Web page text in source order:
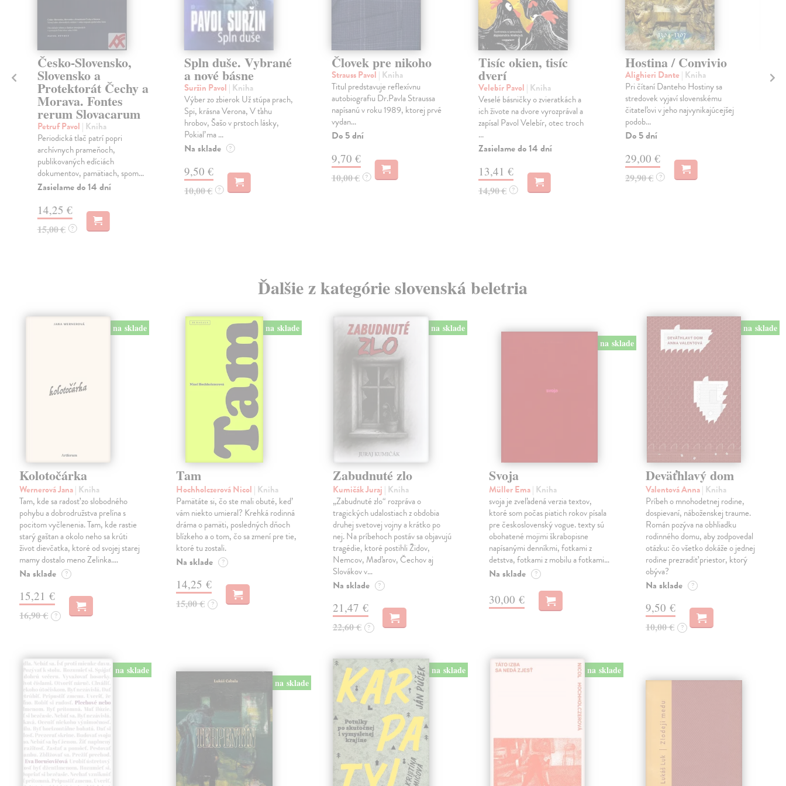
Česko-Slovensko,
Slovensko a
Protektorát Čechy a
Morava. Fontes
rerum Slovacarum
Petruf Pavol | Kniha
Periodická tlač patrí popri
archívnych prameňoch,
publikovaných edíciách
dokumentov, pamätiach, spom...
Zasielame do 14 dní
14,25 €
15,00 € ?
Spln duše. Vybrané
a nové básne
Suržin Pavol | Kniha
Výber zo zbierok Už stúpa prach,
Spi, krásna Verona, V ťahu
hrobov, Šašo v prstoch lásky,
Pokiaľ ma ...
Na sklade ?
9,50 €
10,00 € ?
Človek pre nikoho
Strauss Pavol | Kniha
Titul predstavuje reflexívnu
autobiografiu Dr.Pavla Straussa
napísanú v roku 1989, ktorej prvé
vydan...
Do 5 dní
9,70 €
10,00 € ?
Tisíc okien, tisíc
dverí
Velebír Pavol | Kniha
Veselé básničky o zvieratkách a
ich živote na dvore vyrozprával a
zapísal Pavol Velebír, otec troch
...
Zasielame do 14 dní
13,41 €
14,90 € ?
Hostina / Convivio
Alighieri Dante | Kniha
Pri čítaní Danteho Hostiny sa
stredovek vyjaví slovenskému
čitateľovi v jeho najvynikajúcejšej
podob...
Do 5 dní
29,00 €
29,90 € ?
Ďalšie z kategórie slovenská beletria
na sklade
Kolotočárka
Wernerová Jana| Kniha
Tam, kde sa radosť zo slobodného
pohybu a dobrodružstva prelína s
pocitom vyčlenenia. Tam, kde rastie
starý gaštan a okolo neho sa krúti
život dievčatka, ktoré od svojej starej
mamy dostalo meno Zelinka.…
Na sklade ?
15,21 €
16,90 € ?
na sklade
Tam
Hochholczerová Nicol | Kniha
Pamätáte si, čo ste mali obuté, keď
vám niekto umieral? Krehká rodinná
dráma o pamäti, posledných dňoch
blízkeho a o tom, čo sa zmení pre tie,
ktoré tu zostali.
Na sklade ?
14,25 €
15,00 € ?
na sklade
Zabudnuté zlo
Kumičák Juraj | Kniha
„Zabudnuté zlo“ rozpráva o
tragických udalostiach z obdobia
druhej svetovej vojny a krátko po
nej. Na príbehoch postáv sa objavujú
tragédie, ktoré postihli Židov,
Nemcov, Maďarov, Čechov aj
Slovákov v…
Na sklade ?
21,47 €
22,60 € ?
na sklade
Svoja
Müller Ema| Kniha
svoja je zveľadená verzia textov,
ktoré som počas piatich rokov písala
pre československý vogue. texty sú
obohatené mojimi škrabopisne
napísanými denníkmi, fotkami z
detstva, fotkami z mobilu a fotkami…
Na sklade ?
30,00 €
na sklade
Deväťhlavý dom
Valentová Anna| Kniha
Príbeh o mnohodetnej rodine,
dospievaní, náboženskej traume.
Román pozýva na obhliadku
rodinného domu, aby zodpovedal
otázku: čo všetko dokáže o jednej
rodine prezradiť priestor, ktorý
obýva?
Na sklade ?
9,50 €
10,00 € ?
na sklade
na sklade
na sklade na sklade